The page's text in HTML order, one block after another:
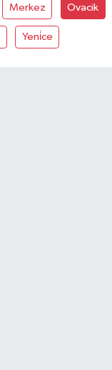
Merkez Ovacik
Yeni̇ce